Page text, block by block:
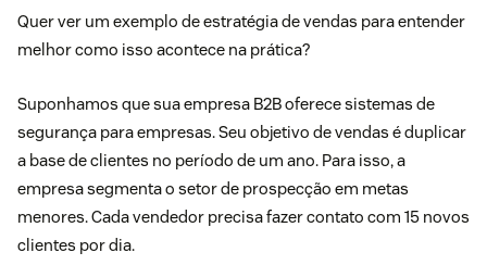
Quer ver um exemplo de estratégia de vendas para entender
melhor como isso acontece na prática?
Suponhamos que sua empresa B2B oferece sistemas de
segurança para empresas. Seu objetivo de vendas é duplicar
a base de clientes no período de um ano. Para isso, a
empresa segmenta o setor de prospecção em metas
menores. Cada vendedor precisa fazer contato com 15 novos
clientes por dia.